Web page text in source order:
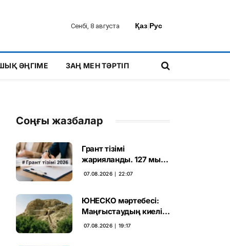
Сенбі, 8 августа Қаз|Рус
ӘҢГІМЕ ЗАҢ МЕН ТӘРТІП
Соңғы жазбалар
Грант тізімі
жарияланды. 127 мың
талапкердің
07.08.2026 ∣ 22:07
ЮНЕСКО мәртебесі:
Маңғыстаудың киелі
мұрасын қорғаудың
07.08.2026 ∣ 19:17